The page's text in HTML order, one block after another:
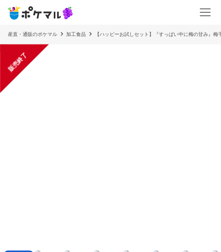
産直・通販のポケマル 加工食品 【ハッピーお試しセット】『すっぱい中に梅の甘み』
販売終了